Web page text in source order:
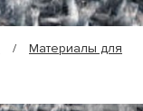
/
Материалы для